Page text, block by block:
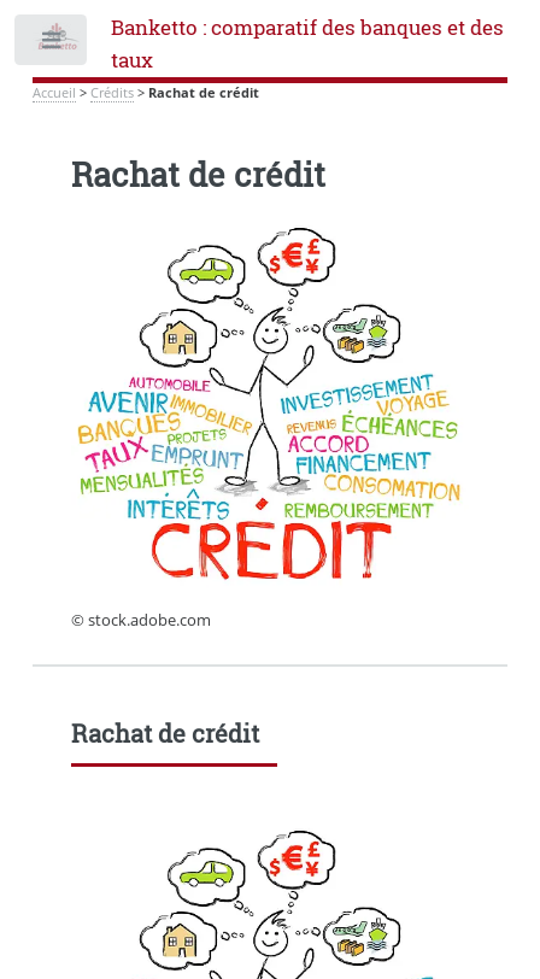
Banketto : comparatif des banques et des
taux
Accueil > Crédits> Rachat de crédit
Rachat de crédit
© stock.adobe.com
Rachat de crédit